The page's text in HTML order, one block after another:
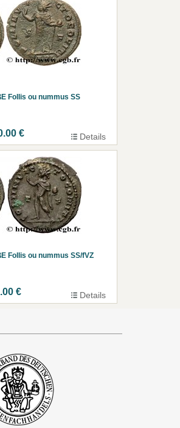
Follis ou nummus SS
€ Details
Follis ou nummus SS/fVZ
€ Details